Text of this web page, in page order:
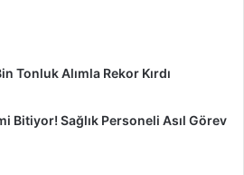
Tonluk Alımla Rekor Kırdı
Bitiyor! Sağlık Personeli Asıl Görev